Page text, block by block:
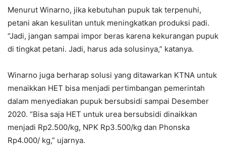
Menurut Winarno, jika kebutuhan pupuk tak terpenuhi,
petani akan kesulitan untuk meningkatkan produksi padi.
“Jadi, jangan sampai impor beras karena kekurangan pupuk
di tingkat petani. Jadi, harus ada solusinya,” katanya.
Winarno juga berharap solusi yang ditawarkan KTNA untuk
menaikkan HET bisa menjadi pertimbangan pemerintah
dalam menyediakan pupuk bersubsidi sampai Desember
2020. “Bisa saja HET untuk urea bersubsidi dinaikkan
menjadi Rp2.500/kg, NPK Rp3.500/kg dan Phonska
Rp4.000/ kg,” ujarnya.